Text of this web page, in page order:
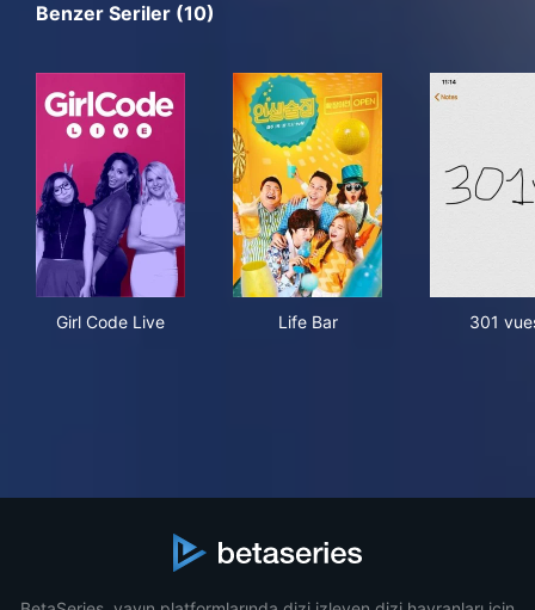
Benzer Seriler (10)
Girl Code Live Life Bar 301